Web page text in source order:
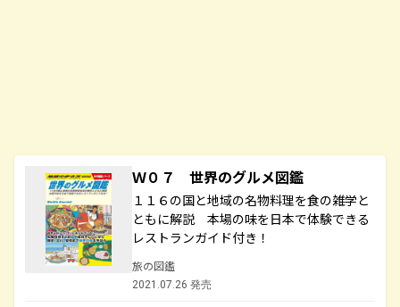
Ｗ０７ 世界のグルメ図鑑
１１６の国と地域の名物料理を食の雑学と
ともに解説 本場の味を日本で体験できる
レストランガイド付き！
旅の図鑑
2021.07.26 発売